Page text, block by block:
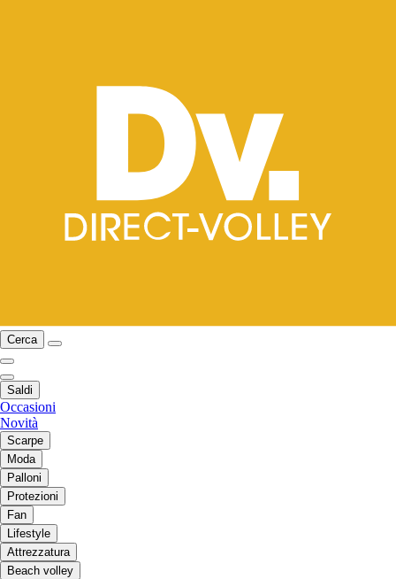
Cerca
Saldi
Occasioni
Novità
Scarpe
Moda
Palloni
Protezioni
Fan
Lifestyle
Attrezzatura
Beach volley